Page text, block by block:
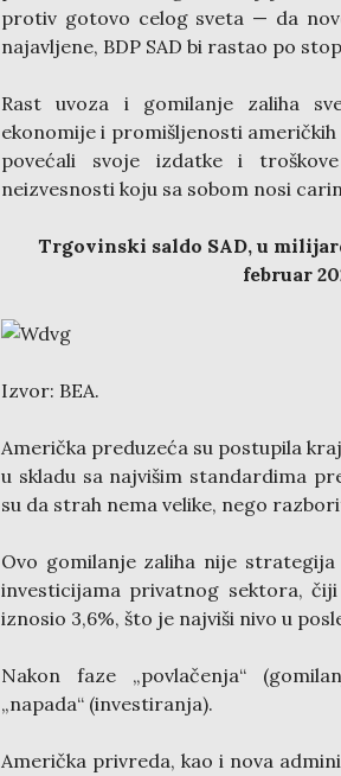
protiv gotovo celog sveta — da
najavljene, BDP SAD bi rastao po
Rast uvoza i gomilanje zaliha
ekonomije i promišljenosti
povećali svoje izdatke i
neizvesnosti koju sa sobom nosi
Trgovinski saldo SAD, u
februar
Izvor: BEA.
Američka preduzeća su postupila
u skladu sa najvišim standardima
su da strah nema velike, nego
Ovo gomilanje zaliha nije
investicijama privatnog sektora,
iznosio 3,6%, što je najviši nivo u
Nakon faze „povlačenja“
„napada“ (investiranja).
Američka privreda, kao i nova